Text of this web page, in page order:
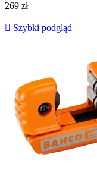
269 zł
 Szybki podgląd